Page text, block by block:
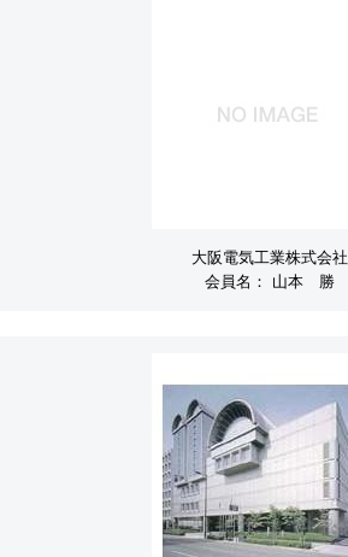
大阪電気工業株式会社
会員名：
山本 勝